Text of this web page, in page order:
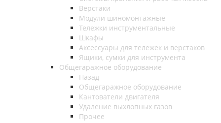
Верстаки
Модули шиномонтажные
Тележки инструментальные
Шкафы
Аксессуары для тележек и верстаков
Ящики, сумки для инструмента
Общегаражное оборудование
Назад
Общегаражное оборудование
Кантователи двигателя
Удаление выхлопных газов
Прочее